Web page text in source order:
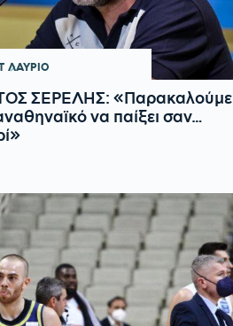
ΛΑΥΡΙΟ
ΣΕΡΕΛΗΣ: «Παρακαλούμε
να παίξει σαν…